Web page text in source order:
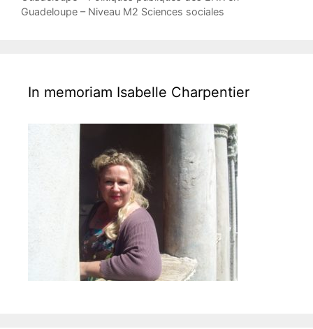
r
n
Guadeloupe – Niveau M2 Sciences sociales
In memoriam Isabelle Charpentier